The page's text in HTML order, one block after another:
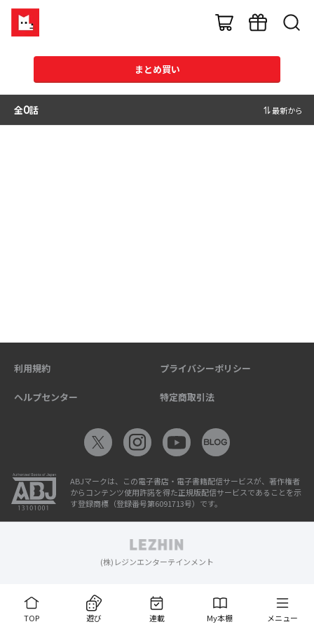
まとめ買い
全0話 最新から
TOP 遊び 連載 My本棚 メニュー
利用規約 プライバシーポリシー
ヘルプセンター 特定商取引法
ABJマークは、この電子書店・電子書籍配信サービスが、著作権者
からコンテンツ使用許諾を得た正規版配信サービスであることを示
す登録商標（登録番号第6091713号）です。
(株)レジンエンターテインメント